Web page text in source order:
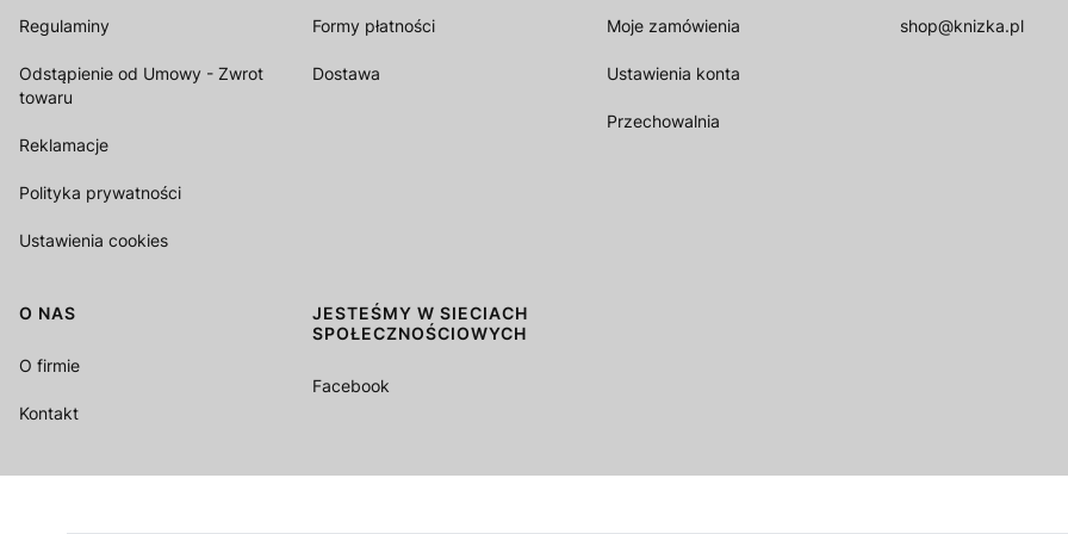
Regulaminy
Odstąpienie od Umowy - Zwrot
towaru
Reklamacje
Polityka prywatności
Ustawienia cookies
Formy płatności
Dostawa
Moje zamówienia
Ustawienia konta
Przechowalnia
shop@knizka.pl
O NAS
O firmie
Kontakt
JESTEŚMY W SIECIACH
SPOŁECZNOŚCIOWYCH
Facebook